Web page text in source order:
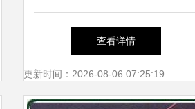
解读与市场定价概述
查看详情
更新时间：2026-08-06 07:25:19